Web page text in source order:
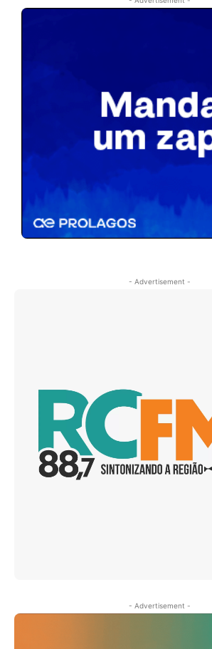
- Advertisement -
- Advertisement -